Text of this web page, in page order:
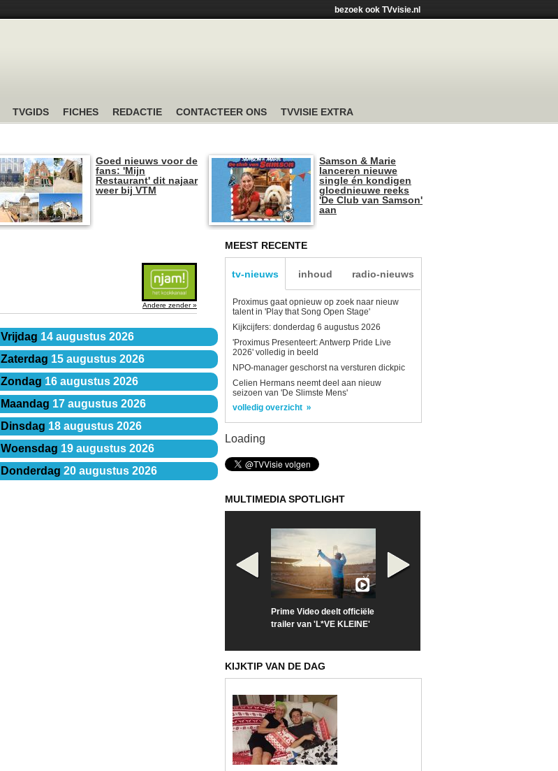
bezoek ook TVvisie.nl
TVGIDS FICHES REDACTIE CONTACTEER ONS TVVISIE EXTRA
Goed nieuws voor de
fans: 'Mijn
Restaurant' dit najaar
weer bij VTM
Samson & Marie
lanceren nieuwe
single én kondigen
gloednieuwe reeks
'De Club van Samson'
aan
Andere zender »
Vrijdag 14 augustus 2026
Zaterdag 15 augustus 2026
Zondag 16 augustus 2026
Maandag 17 augustus 2026
Dinsdag 18 augustus 2026
Woensdag 19 augustus 2026
Donderdag 20 augustus 2026
MEEST RECENTE
tv-nieuws inhoud radio-nieuws
Proximus gaat opnieuw op zoek naar nieuw
talent in 'Play that Song Open Stage'
Kijkcijfers: donderdag 6 augustus 2026
'Proximus Presenteert: Antwerp Pride Live
2026' volledig in beeld
NPO-manager geschorst na versturen dickpic
Celien Hermans neemt deel aan nieuw
seizoen van 'De Slimste Mens'
volledig overzicht
Loading
MULTIMEDIA SPOTLIGHT
Prime Video deelt officiële
trailer van 'L*VE KLEINE'
KIJKTIP VAN DE DAG